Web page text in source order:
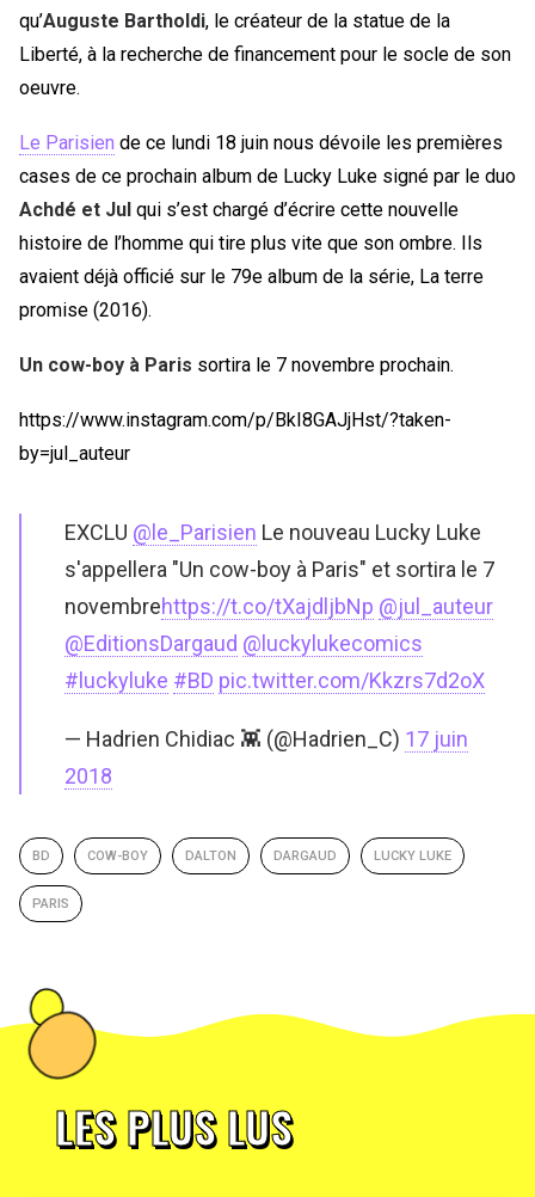
qu’Auguste Bartholdi, le créateur de la statue de la
Liberté, à la recherche de financement pour le socle de son
oeuvre.
Le Parisien de ce lundi 18 juin nous dévoile les premières
cases de ce prochain album de Lucky Luke signé par le duo
Achdé et Jul qui s’est chargé d’écrire cette nouvelle
histoire de l’homme qui tire plus vite que son ombre. Ils
avaient déjà officié sur le 79e album de la série, La terre
promise (2016).
Un cow-boy à Paris sortira le 7 novembre prochain.
https://www.instagram.com/p/BkI8GAJjHst/?taken-
by=jul_auteur
EXCLU @le_Parisien Le nouveau Lucky Luke
s'appellera "Un cow-boy à Paris" et sortira le 7
novembrehttps://t.co/tXajdljbNp @jul_auteur
@EditionsDargaud @luckylukecomics
#luckyluke #BD pic.twitter.com/Kkzrs7d2oX
— Hadrien Chidiac 👾 (@Hadrien_C) 17 juin
2018
BD COW-BOY DALTON DARGAUD LUCKY LUKE
PARIS
LES PLUS LUS